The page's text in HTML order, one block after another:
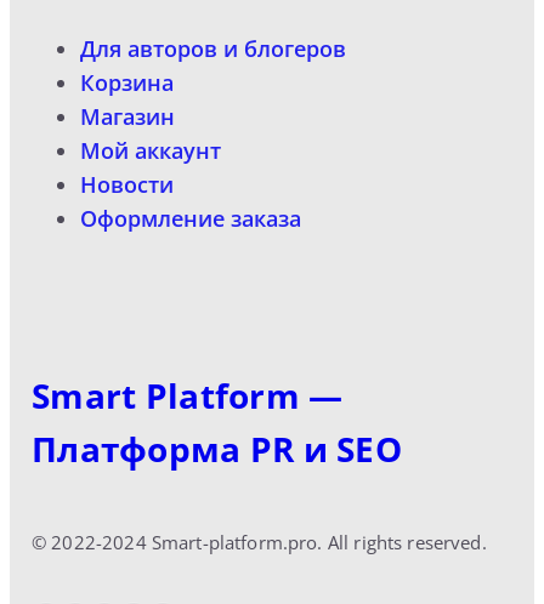
Для авторов и блогеров
Корзина
Магазин
Мой аккаунт
Новости
Оформление заказа
Smart Platform —
Платформа PR и SEO
© 2022-2024 Smart-platform.pro. All rights reserved.